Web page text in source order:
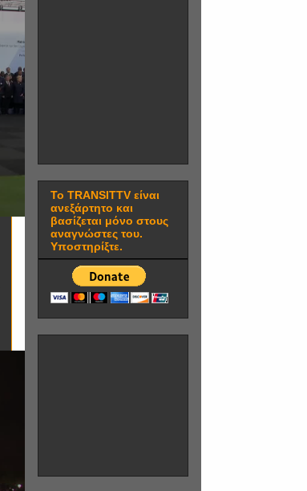
Το TRANSITTV είναι
ανεξάρτητο και
βασίζεται μόνο στους
αναγνώστες του.
Υποστηρίξτε.